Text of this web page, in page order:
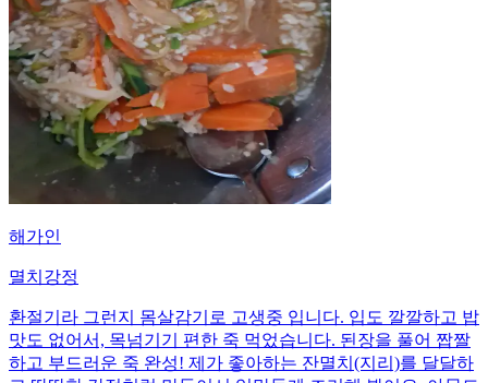
해가인
멸치강정
환절기라 그런지 몸살감기로 고생중 입니다. 입도 깔깔하고 밥
맛도 없어서, 목넘기기 편한 죽 먹었습니다. 된장을 풀어 짭짤
하고 부드러운 죽 완성! 제가 좋아하는 잔멸치(지리)를 달달하